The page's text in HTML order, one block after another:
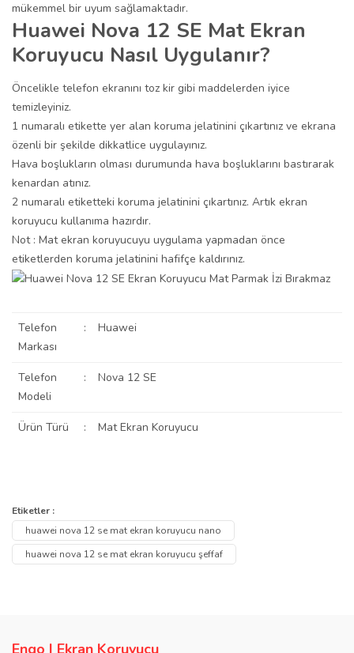
mükemmel bir uyum sağlamaktadır.
Huawei Nova 12 SE Mat Ekran
Koruyucu Nasıl Uygulanır?
Öncelikle telefon ekranını toz kir gibi maddelerden iyice
temizleyiniz.
1 numaralı etikette yer alan koruma jelatinini çıkartınız ve ekrana
özenli bir şekilde dikkatlice uygulayınız.
Hava boşlukların olması durumunda hava boşluklarını bastırarak
kenardan atınız.
2 numaralı etiketteki koruma jelatinini çıkartınız. Artık ekran
koruyucu kullanıma hazırdır.
Not : Mat ekran koruyucuyu uygulama yapmadan önce
etiketlerden koruma jelatinini hafifçe kaldırınız.
Telefon
Markası
: Huawei
Telefon
Modeli
: Nova 12 SE
Ürün Türü : Mat Ekran Koruyucu
Yorum Yaz
konularda yetersiz gördüğünüz noktaları öneri formunu kullanarak
tarafımıza iletebilirsiniz.
Görüş ve önerileriniz için teşekkür ederiz.
Soru Sor
Etiketler :
huawei nova 12 se mat ekran koruyucu nano
huawei nova 12 se mat ekran koruyucu şeffaf
Engo | Ekran Koruyucu